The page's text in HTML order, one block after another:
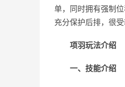
单，同时拥有强制
充分保护后排，很
项羽玩法介绍
一、技能介绍